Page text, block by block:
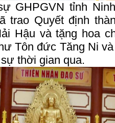
GHPGVN tỉnh
trao Quyết định
Hậu và tặng hoa
Tôn đức Tăng Ni
thời gian qua.